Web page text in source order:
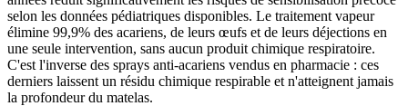
selon les données pédiatriques disponibles. Le traitement vapeur
élimine 99,9% des acariens, de leurs œufs et de leurs déjections en
une seule intervention, sans aucun produit chimique respiratoire.
C'est l'inverse des sprays anti-acariens vendus en pharmacie : ces
derniers laissent un résidu chimique respirable et n'atteignent jamais
la profondeur du matelas.